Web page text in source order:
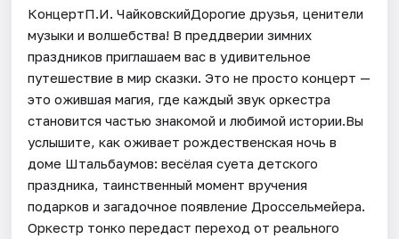
КонцертП.И. ЧайковскийДорогие друзья, ценители
музыки и волшебства! В преддверии зимних
праздников приглашаем вас в удивительное
путешествие в мир сказки. Это не просто концерт —
это ожившая магия, где каждый звук оркестра
становится частью знакомой и любимой истории.Вы
услышите, как оживает рождественская ночь в
доме Штальбаумов: весёлая суета детского
праздника, таинственный момент вручения
подарков и загадочное появление Дроссельмейера.
Оркестр тонко передаст переход от реального